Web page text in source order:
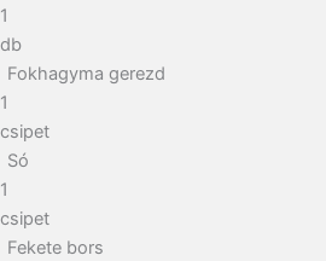
1
db
Fokhagyma gerezd
1
csipet
Só
1
csipet
Fekete bors